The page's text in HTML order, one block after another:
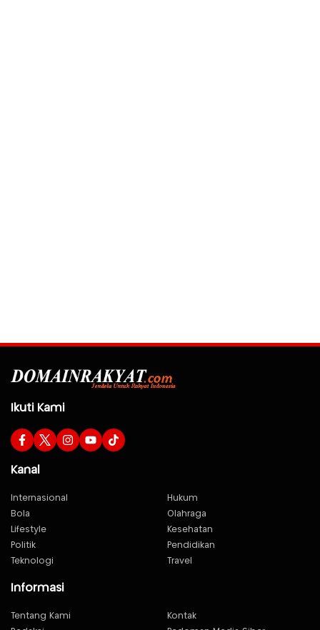
Ikuti Kami
Kanal
Internasional
Hukum
Bola
Olahraga
Lifestyle
Kesehatan
Politik
Pendidikan
Teknologi
Travel
Informasi
Tentang Kami
Kontak